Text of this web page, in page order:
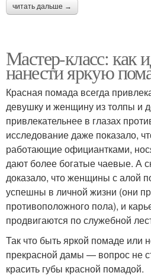
читать дальше →
Мастер-класс: как
нанести яркую
Красная помада всегда
девушку и женщину из толпы и
привлекательнее в глазах
исследование даже показало,
работающие официантками,
дают более богатые чаевые. А
доказало, что женщины с алой
успешны в личной жизни (они
противоположного пола), и
продвигаются по служебной
Так что быть яркой помаде или
прекрасной дамы — вопрос не
красить губы красной помадой.